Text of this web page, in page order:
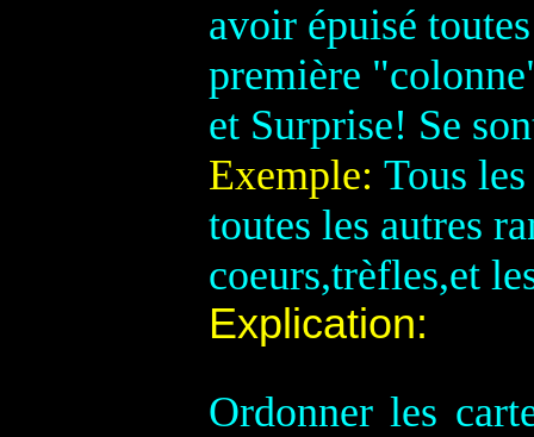
avoir épuisé
première
et Surprise! Se
Exemple: Tous
toutes les autres
coeurs,trèfles,et
Explication:
Ordonner les